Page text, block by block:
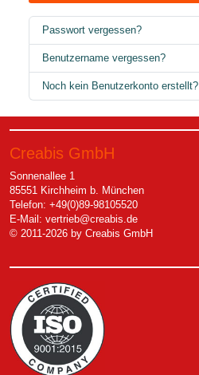
Passwort vergessen?
Benutzername vergessen?
Noch kein Benutzerkonto erstellt?
Creabis GmbH
Sonnenallee 1
85551 Kirchheim b. München
Telefon: +49(0)89-98105520
E-Mail: vertrieb@creabis.de
© 2011-2026 by Creabis GmbH